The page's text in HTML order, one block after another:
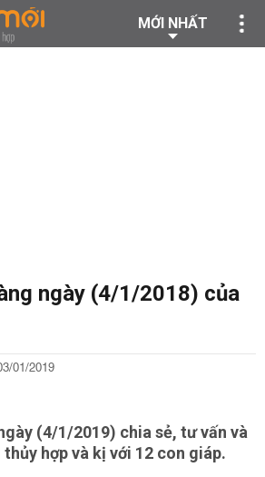
MỚI NHẤT
ngày (4/1/2018) của
01/2019
(4/1/2019) chia sẻ, tư vấn và
hợp và kị với 12 con giáp.